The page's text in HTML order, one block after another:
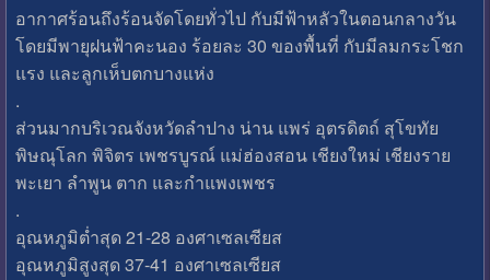
อากาศร้อนถึงร้อนจัดโดยทั่วไป กับมีฟ้าหลัวในตอนกลางวัน
โดยมีพายุฝนฟ้าคะนอง ร้อยละ 30 ของพื้นที่ กับมีลมกระโชก
แรง และลูกเห็บตกบางแห่ง
.
ส่วนมากบริเวณจังหวัดลำปาง น่าน แพร่ อุตรดิตถ์ สุโขทัย
พิษณุโลก พิจิตร เพชรบูรณ์ แม่ฮ่องสอน เชียงใหม่ เชียงราย
พะเยา ลำพูน ตาก และกำแพงเพชร
.
อุณหภูมิต่ำสุด 21-28 องศาเซลเซียส
อุณหภูมิสูงสุด 37-41 องศาเซลเซียส